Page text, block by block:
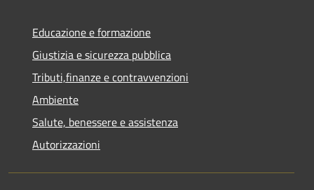
Educazione e formazione
Giustizia e sicurezza pubblica
Tributi,finanze e contravvenzioni
Ambiente
Salute, benessere e assistenza
Autorizzazioni